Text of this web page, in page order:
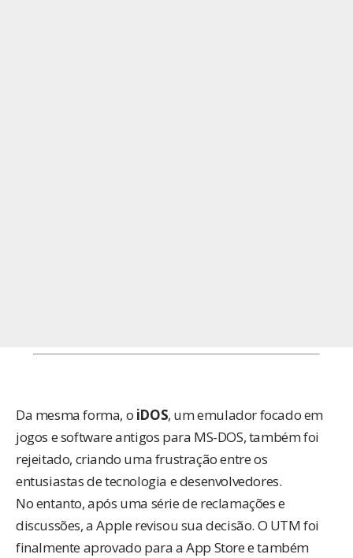
Da mesma forma, o iDOS, um emulador focado em
jogos e software antigos para MS-DOS, também foi
rejeitado, criando uma frustração entre os
entusiastas de tecnologia e desenvolvedores.
No entanto, após uma série de reclamações e
discussões, a Apple revisou sua decisão. O UTM foi
finalmente aprovado para a App Storee também